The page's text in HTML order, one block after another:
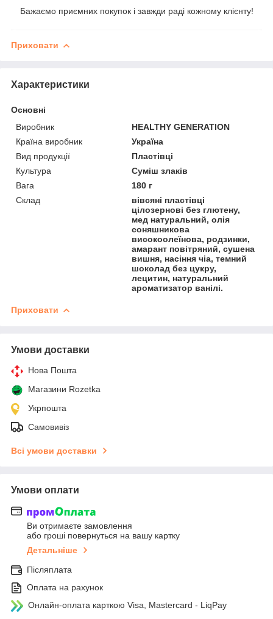
Бажаємо приємних покупок і завжди раді кожному клієнту!
Приховати
Характеристики
Основні
Виробник
HEALTHY GENERATION
Країна виробник
Україна
Вид продукції
Пластівці
Культура
Суміш злаків
Вага
180 г
Склад
вівсяні пластівці
цілозернові без глютену,
мед натуральний, олія
соняшникова
високоолеїнова, родзинки,
амарант повітряний, сушена
вишня, насіння чіа, темний
шоколад без цукру,
лецитин, натуральний
ароматизатор ванілі.
Приховати
Умови доставки
Нова Пошта
Магазини Rozetka
Укрпошта
Самовивіз
Всі умови доставки
Умови оплати
Ви отримаєте замовлення
або гроші повернуться на вашу картку
Детальніше
Післяплата
Оплата на рахунок
Онлайн-оплата карткою Visa, Mastercard - LiqPay